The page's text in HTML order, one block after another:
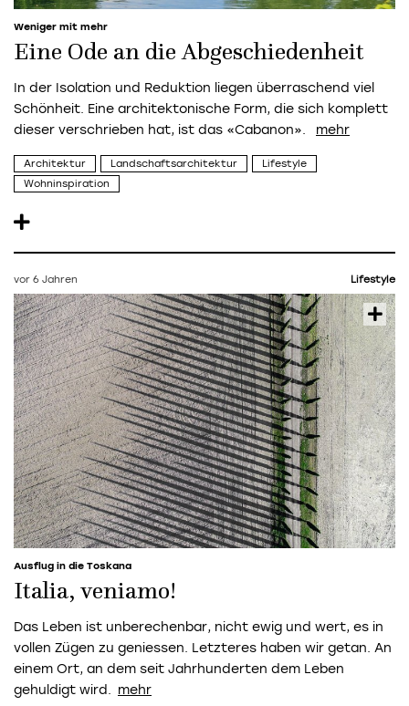
Weniger mit mehr
Eine Ode an die Abgeschiedenheit
In der Isolation und Reduktion liegen überraschend viel
Schönheit. Eine architektonische Form, die sich komplett
dieser verschrieben hat, ist das «Cabanon».
Architektur Landschaftsarchitektur
Lifestyle
Wohninspiration
vor 6 Jahren Lifestyle
Ausflug in die Toskana
Italia, veniamo!
Das Leben ist unberechenbar, nicht ewig und wert, es in
vollen Zügen zu geniessen. Letzteres haben wir getan. An
einem Ort, an dem seit Jahrhunderten dem Leben
gehuldigt wird.